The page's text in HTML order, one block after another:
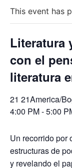
This event has
Literatura
con el
literatura
21 21America/
4:00 PM-5:00
Un recorrido por
estructuras de
y revelando el